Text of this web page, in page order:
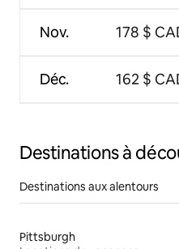
Nov.
Déc.
178 $
162 $
Destinations à
Destinations aux alentours
Pittsburgh